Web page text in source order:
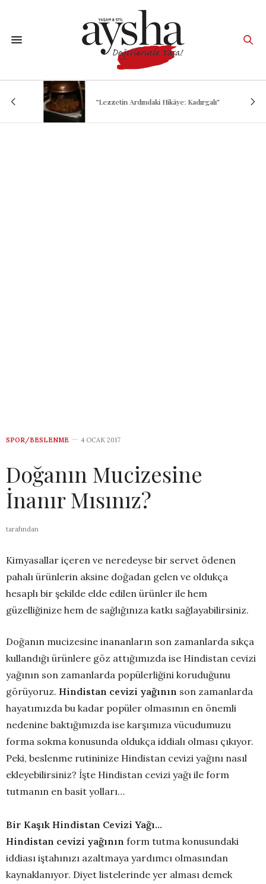
“Lezzetin Ardındaki Hikâye: Kadırgalı”
SPOR/BESLENME 4 OCAK 2017
Doğanın Mucizesine
İnanır Mısınız?
tarafından
Kimyasallar içeren ve neredeyse bir servet ödenen
pahalı ürünlerin aksine doğadan gelen ve oldukça
hesaplı bir şekilde elde edilen ürünler ile hem
güzelliğinize hem de sağlığınıza katkı sağlayabilirsiniz.
Doğanın mucizesine inananların son zamanlarda sıkça
kullandığı ürünlere göz attığımızda ise Hindistan cevizi
yağının son zamanlarda popülerliğini koruduğunu
görüyoruz. Hindistan cevizi yağının son zamanlarda
hayatımızda bu kadar popüler olmasının en önemli
nedenine baktığımızda ise karşımıza vücudumuzu
forma sokma konusunda oldukça iddialı olması çıkıyor.
Peki, beslenme rutininize Hindistan cevizi yağını nasıl
ekleyebilirsiniz? İşte Hindistan cevizi yağı ile form
tutmanın en basit yolları…
Bir Kaşık Hindistan Cevizi Yağı…
Hindistan cevizi yağının form tutma konusundaki
iddiası iştahınızı azaltmaya yardımcı olmasından
kaynaklanıyor. Diyet listelerinde yer alması demek